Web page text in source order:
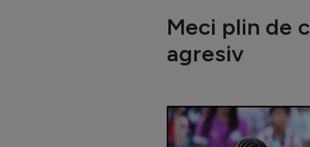
Meci plin de
agresiv